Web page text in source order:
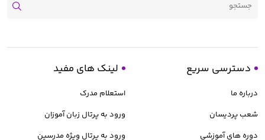
دسترسی سریع
درباره ما
شعب پردیسان
دوره های آموزشی
لینک های مفید
استعلام مدرک
ورود به پرتال زبان آموزان
ورود به پرتال ویژه مدرسین